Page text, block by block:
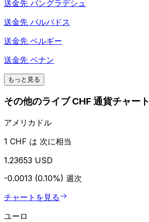
送金先 バングラデシュ
送金先 バルバドス
送金先 ベルギー
送金先 ベナン
もっと見る
その他のライブ CHF 通貨チャート
アメリカドル
1 CHF は 次に相当
1.23653 USD
-0.0013 (0.10%) 週次
チャートを見る
ユーロ